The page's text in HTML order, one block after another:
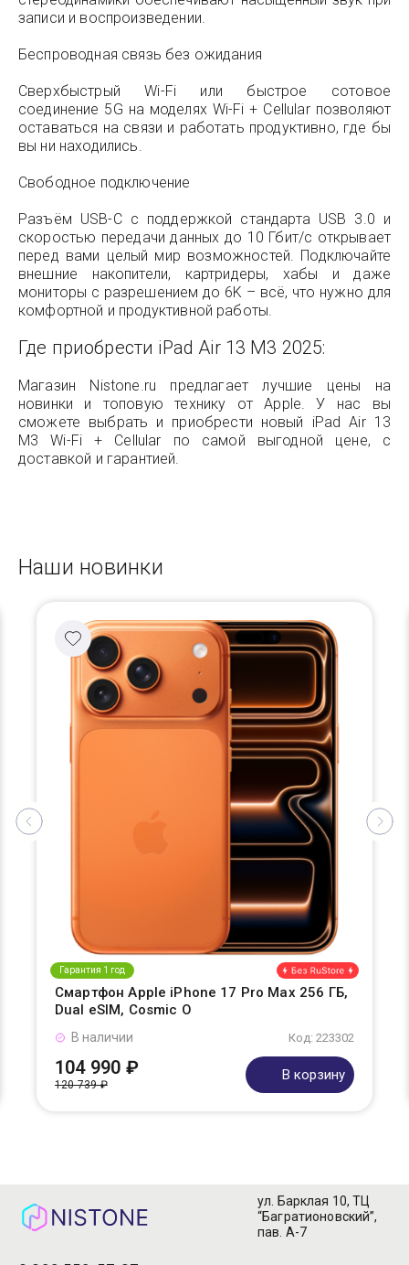
записи и воспроизведении.
Беспроводная связь без ожидания
Сверхбыстрый Wi-Fi или быстрое сотовое
соединение 5G на моделях Wi-Fi + Cellular позволяют
оставаться на связи и работать продуктивно, где бы
вы ни находились.
Свободное подключение
Разъём USB-C с поддержкой стандарта USB 3.0 и
скоростью передачи данных до 10 Гбит/с открывает
перед вами целый мир возможностей. Подключайте
внешние накопители, картридеры, хабы и даже
мониторы с разрешением до 6K – всё, что нужно для
комфортной и продуктивной работы.
Где приобрести iPad Air 13 M3 2025:
Магазин Nistone.ru предлагает лучшие цены на
новинки и топовую технику от Apple. У нас вы
сможете выбрать и приобрести новый iPad Air 13
M3 Wi-Fi + Cellular по самой выгодной цене, с
доставкой и гарантией.
Наши новинки
Гарантия 1 год
Смартфон Apple iPhone 17 Pro Max 256 ГБ,
Dual eSIM, Cosmic O
Код: 223302
В наличии
104 990 ₽
120 739 ₽
В корзину
ул. Барклая 10, ТЦ
“Багратионовский”,
пав. А-7